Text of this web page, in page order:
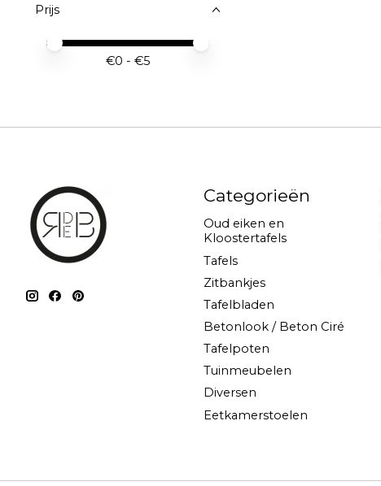
Prijs
Minimale prijswaarde
Price maximum value
€0 - €5
Categorieën
Oud eiken en
Kloostertafels
Tafels
Zitbankjes
Tafelbladen
Betonlook / Beton Ciré
Tafelpoten
Tuinmeubelen
Diversen
Eetkamerstoelen